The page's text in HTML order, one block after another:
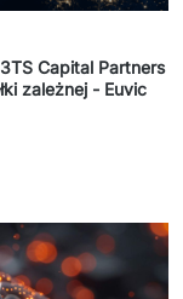
Capital Partners
zależnej - Euvic